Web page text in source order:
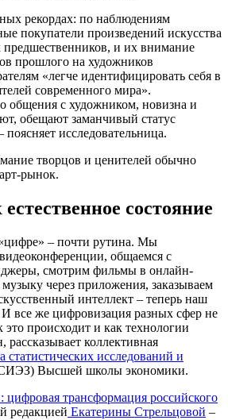
рекордах: по наблюдениям
покупатели произведений искусства
предшественников, и их внимание
прошлого на художников
«легче идентифицировать себя в
современного мира».
общения с художником, новизна и
обещают заманчивый статус
поясняет исследовательница.
творцов и ценителей обычно
рынок.
состояние
– почти рутина. Мы
общаемся с
смотрим фильмы в онлайн-
через приложения, заказываем
интеллект – теперь наш
И все же цифровизация разных сфер не
это происходит и как технологии
коллективная
статистических исследований и
Высшей школы экономики.
трансформация российского
редакцией Екатерины Стрельцовой –